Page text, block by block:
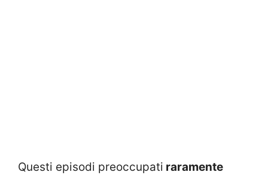
Questi episodi preoccupati raramente